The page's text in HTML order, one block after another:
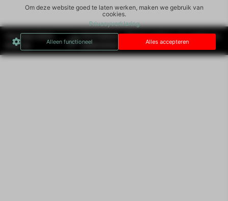
Om deze website goed te laten werken, maken we gebruik van
cookies.
Privacyverklaring
Alleen functioneel Alles accepteren
Tekentaal Online
draait op
SYS Platform - Website platform voor ambitieuze
ondernemers